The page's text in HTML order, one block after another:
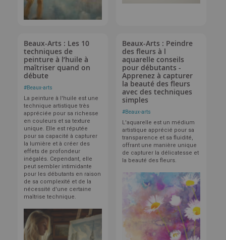
Beaux-Arts : Les 10
techniques de
peinture à l’huile à
maîtriser quand on
débute
#Beaux-arts
La peinture à l'huile est une
technique artistique très
appréciée pour sa richesse
en couleurs et sa texture
unique. Elle est réputée
pour sa capacité à capturer
la lumière et à créer des
effets de profondeur
inégalés. Cependant, elle
peut sembler intimidante
pour les débutants en raison
de sa complexité et de la
nécessité d'une certaine
maîtrise technique.
Beaux-Arts : Peindre
des fleurs à l
aquarelle conseils
pour débutants -
Apprenez à capturer
la beauté des fleurs
avec des techniques
simples
#Beaux-arts
L'aquarelle est un médium
artistique apprécié pour sa
transparence et sa fluidité,
offrant une manière unique
de capturer la délicatesse et
la beauté des fleurs.